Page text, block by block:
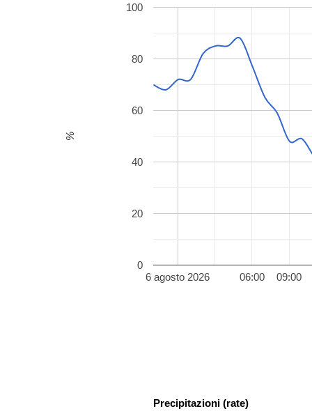
6 agosto 2026 06:00 09:00
0
20
40
60
80
100
%
Precipitazioni (rate)